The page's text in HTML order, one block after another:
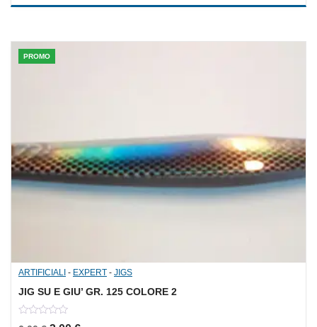
PROMO
ARTIFICIALI - EXPERT - JIGS
JIG SU E GIU’ GR. 125 COLORE 2